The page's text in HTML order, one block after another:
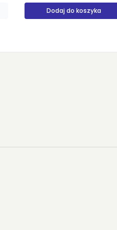
Produkt niedostępny